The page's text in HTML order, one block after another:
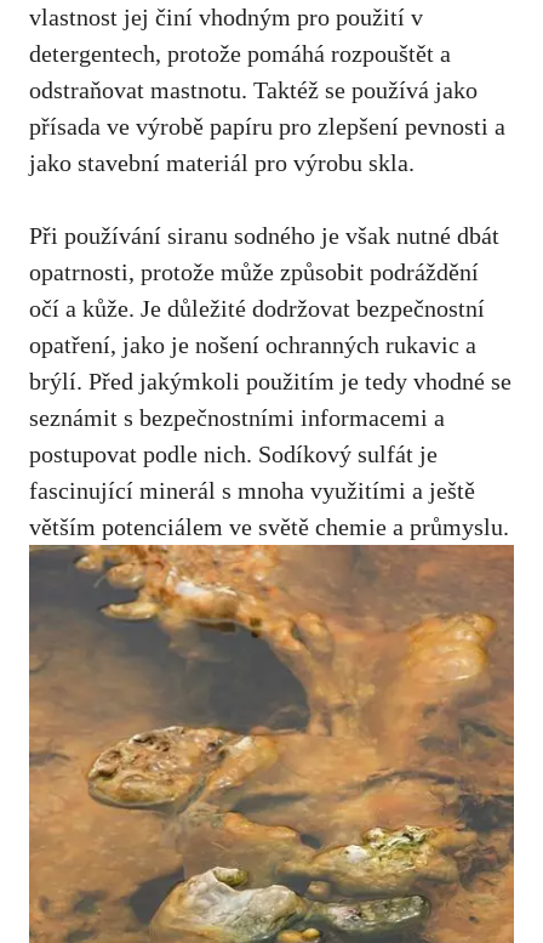
vlastnost ⁢jej činí vhodným⁢ pro použití v
detergentech, protože⁣ pomáhá rozpouštět a
odstraňovat‍ mastnotu.‌ Taktéž se používá jako
přísada ‍ve⁤ výrobě⁣ papíru pro zlepšení pevnosti a
jako stavební materiál pro​ výrobu skla.
Při používání siranu‍ sodného je však⁢ nutné dbát⁤
opatrnosti, protože⁢ může způsobit podráždění
očí a ⁤kůže. Je důležité⁢ dodržovat ⁣bezpečnostní
opatření, jako je ‍nošení ochranných rukavic a ​
brýlí. Před jakýmkoli použitím je tedy vhodné se
seznámit s bezpečnostními ⁣informacemi ‌a
postupovat podle nich.⁢ Sodíkový ⁤sulfát‌ je
fascinující⁤ minerál ‌s mnoha využitími a ještě‍
větším potenciálem ve ‌světě chemie a průmyslu.